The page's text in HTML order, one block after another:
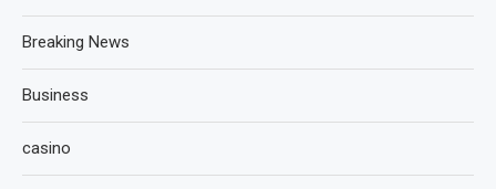
Breaking News
Business
casino